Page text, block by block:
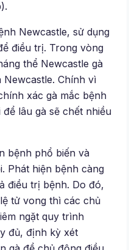
Newcastle, sử dụng
điều trị. Trong vòng
thể Newcastle gà
Chính vì
xác gà mắc bệnh
lâu gà sẽ chết nhiều
bệnh phổ biến và
Phát hiện bệnh càng
điều trị bệnh. Do đó,
tử vong thì các chủ
ngặt quy trình
đủ, định kỳ xét